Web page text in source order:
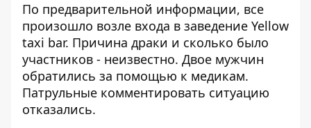
По предварительной информации, все
произошло возле входа в заведение Yellow
taxi bar. Причина драки и сколько было
участников - неизвестно. Двое мужчин
обратились за помощью к медикам.
Патрульные комментировать ситуацию
отказались.